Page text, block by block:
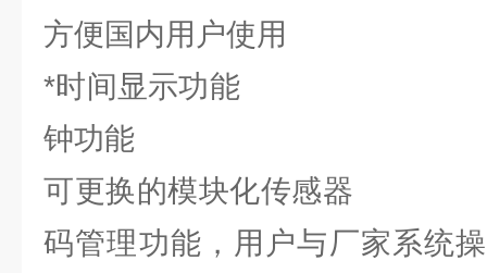
方便国内用户使用
*时间显示功能
钟功能
可更换的模块
码管理功能，用户与厂家系统